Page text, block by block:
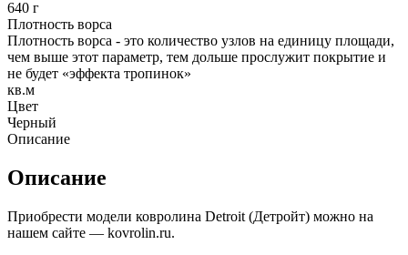
640 г
Плотность ворса
Плотность ворса - это количество узлов на единицу площади,
чем выше этот параметр, тем дольше прослужит покрытие и
не будет «эффекта тропинок»
кв.м
Цвет
Черный
Описание
Описание
Приобрести модели ковролина Detroit (Детройт) можно на
нашем сайте — kovrolin.ru.